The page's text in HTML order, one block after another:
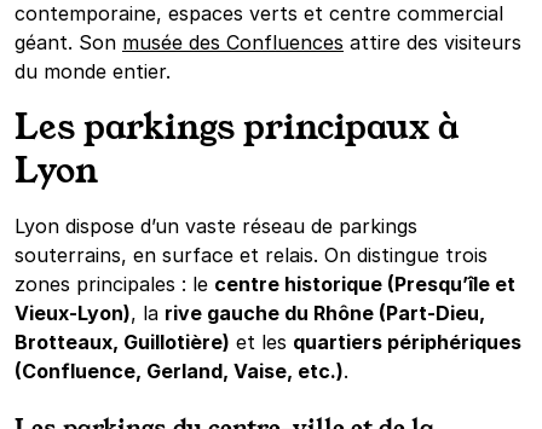
contemporaine, espaces verts et centre commercial
géant. Son musée des Confluences attire des visiteurs
du monde entier.
Les parkings principaux à
Lyon
Lyon dispose d’un vaste réseau de parkings
souterrains, en surface et relais. On distingue trois
zones principales : le centre historique (Presqu’île et
Vieux-Lyon), la rive gauche du Rhône (Part-Dieu,
Brotteaux, Guillotière) et les quartiers périphériques
(Confluence, Gerland, Vaise, etc.).